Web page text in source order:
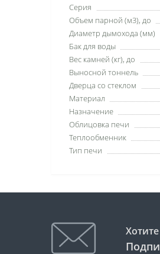
Серия
Объем парной (м3), до
Диаметр дымохода (мм)
Бак для воды
Вес камней (кг), до
Выносной тоннель
Дверца со стеклом
Материал
Назначение
Облицовка печи
Теплообменник
Тип печи